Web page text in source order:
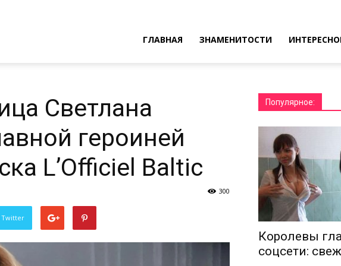
ГЛАВНАЯ ЗНАМЕНИТОСТИ
Светлана
героиней
L’Officiel Baltic
300
Twitter
Популярное:
Королевы
соцсети: